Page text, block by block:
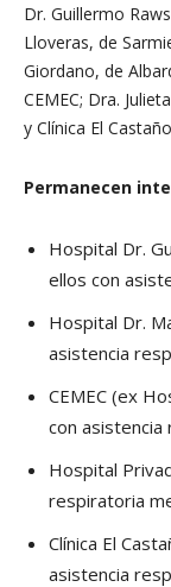
Dr. Guillermo
Lloveras, de
Giordano, de
CEMEC; Dra.
y Clínica El
Permanecen
Hospital Dr.
ellos con
Hospital Dr.
asistencia
CEMEC (ex
con asistencia
Hospital
respiratoria
Clínica El
asistencia